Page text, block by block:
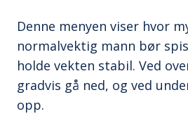
Denne menyen viser hvor
normalvektig mann bør
holde vekten stabil. Ved
gradvis gå ned, og ved
opp.